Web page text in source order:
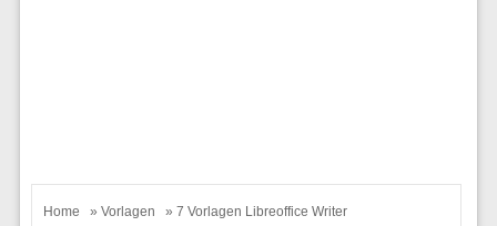
Home » Vorlagen » 7 Vorlagen Libreoffice Writer